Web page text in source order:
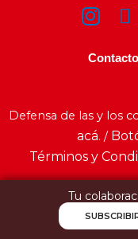
Defensa de las y los
acá. /
Términos y
Tu